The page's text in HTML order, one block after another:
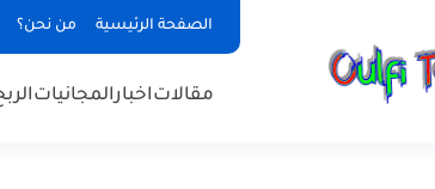
الصفحة الرئيسية من نحن؟
مقالاتاخبارالمجانيات